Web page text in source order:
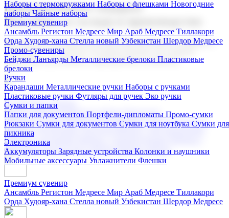
Наборы с термокружками Наборы с флешками Новогодние
наборы Чайные наборы
Премиум сувенир
Ансамбль Регистон Медресе Мир Араб Медресе Тиллакори
Орда Худояр-хана Стелла новый Узбекистан Шердор Медресе
Промо-сувениры
Бейджи Ланъярды Металлические брелоки Пластиковые
брелоки
Ручки
Карандаши Металлические ручки Наборы с ручками
Пластиковые ручки Футляры для ручек Эко ручки
Сумки и папки
Папки для документов Портфели-дипломаты Промо-сумки
Рюкзаки Сумки для документов Сумки для ноутбука Сумки для
пикника
Электроника
Аккумуляторы Зарядные устройства Колонки и наушники
Мобильные аксессуары Увлажнители Флешки
Корпоративные подарки
Поставка со склада и производство
Мы предлагаем широкий выбор корпоративных подарков и
сувениров с логотипом. В нашем каталоге вы найдете
продукцию для бизнеса, мероприятия и клиентов.
Подарочные наборы
Бизнес наборыКофейные наборы Кошельки
Наборы из кожиНаборы ручекНаборы с аккумуляторами
Наборы с бутылками для воды
Наборы с ежедневниками
Наборы с кружками
флешкамиНовогодние наборыЧайные наборы
Премиум сувенир
Ансамбль Регистон Медресе Мир Араб Медресе Тиллакори
Орда Худояр-хана Стелла новый Узбекистан Шердор Медресе